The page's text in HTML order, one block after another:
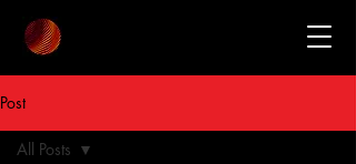
Post
All Posts